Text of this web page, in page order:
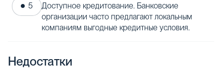
Доступное кредитование. Банковские
организации часто предлагают локальным
компаниям выгодные кредитные условия.
Недостатки